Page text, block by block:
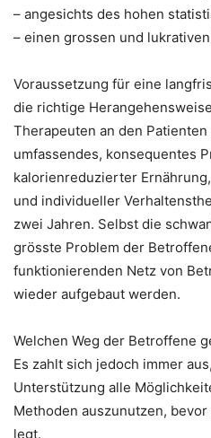
– angesichts des hohen
– einen grossen und
Voraussetzung für eine
die richtige
Therapeuten an den
umfassendes, konsequentes
kalorienreduzierter
und individueller
zwei Jahren. Selbst die
grösste Problem der
funktionierenden Netz von
wieder aufgebaut werden.
Welchen Weg der Betroffene
Es zahlt sich jedoch immer
Unterstützung alle
Methoden auszunutzen,
legt.